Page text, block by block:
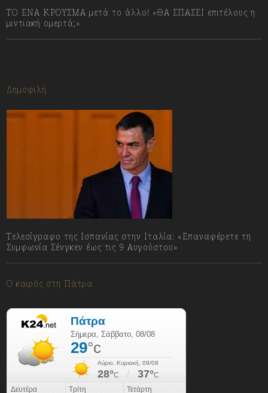
ΤΟ ΕΝΑ ΚΡΟΥΣΜΑ μετά το άλλο! «ΘΑ ΣΠΑΣΕΙ επιτέλους η
μιντιακή ομερτά;»
Δημοφιλή
Τελεσίγραφο της Ισπανίας στην Ιταλία: «Επαναφέρετε τη
Συμφωνία Σένγκεν έως τις 9 Αυγούστου»
Ο καιρός στη Πάτρα